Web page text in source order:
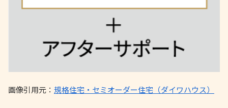
画像引用元： 規格住宅・セミオーダー住宅（ダイワハウス）